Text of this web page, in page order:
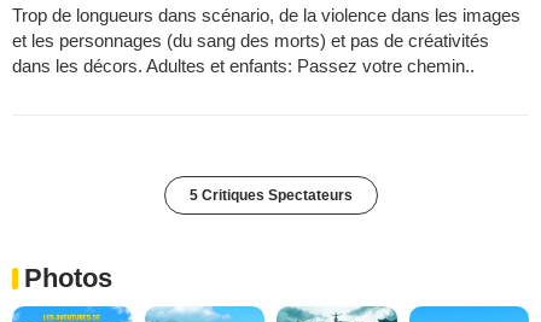
Trop de longueurs dans scénario, de la violence dans les images
et les personnages (du sang des morts) et pas de créativités
dans les décors. Adultes et enfants: Passez votre chemin..
5 Critiques Spectateurs
Photos